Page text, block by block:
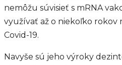
nemôžu súvisieť s mRNA
využívať až o niekoľko rokov
Covid-19.
Navyše sú jeho výroky